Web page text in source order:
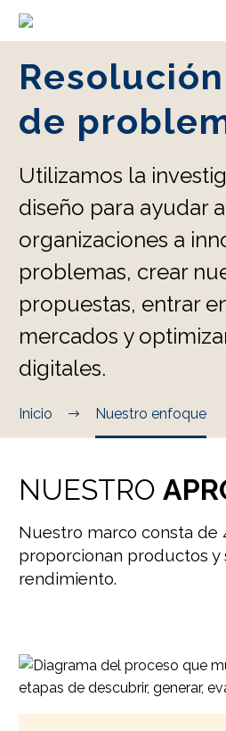
de
Utilizamos la
diseño para ayudar
organizaciones a
problemas, crear
propuestas, entrar
mercados y
digitales.
Inicio Nuestro enfoque
NUESTRO
Nuestro marco consta de
proporcionan productos y
rendimiento.